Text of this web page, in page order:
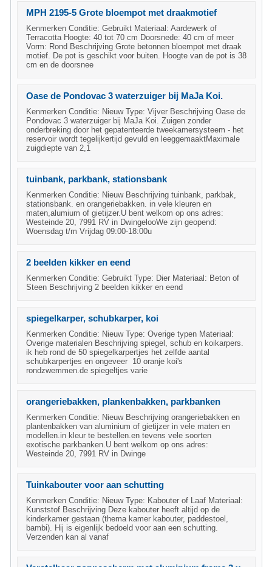
MPH 2195-5 Grote bloempot met draakmotief
Kenmerken Conditie: Gebruikt Materiaal: Aardewerk of
Terracotta Hoogte: 40 tot 70 cm Doorsnede: 40 cm of meer
Vorm: Rond Beschrijving Grote betonnen bloempot met draak
motief. De pot is geschikt voor buiten. Hoogte van de pot is 38
cm en de doorsnee
Oase de Pondovac 3 waterzuiger bij MaJa Koi.
Kenmerken Conditie: Nieuw Type: Vijver Beschrijving Oase de
Pondovac 3 waterzuiger bij MaJa Koi. Zuigen zonder
onderbreking door het gepatenteerde tweekamersysteem - het
reservoir wordt tegelijkertijd gevuld en leeggemaaktMaximale
zuigdiepte van 2,1
tuinbank, parkbank, stationsbank
Kenmerken Conditie: Nieuw Beschrijving tuinbank, parkbak,
stationsbank. en orangeriebakken. in vele kleuren en
maten,alumium of gietijzer.U bent welkom op ons adres:
Westeinde 20, 7991 RV in DwingelooWe zijn geopend:
Woensdag t/m Vrijdag 09:00-18:00u
2 beelden kikker en eend
Kenmerken Conditie: Gebruikt Type: Dier Materiaal: Beton of
Steen Beschrijving 2 beelden kikker en eend
spiegelkarper, schubkarper, koi
Kenmerken Conditie: Nieuw Type: Overige typen Materiaal:
Overige materialen Beschrijving spiegel, schub en koikarpers.
ik heb rond de 50 spiegelkarpertjes het zelfde aantal
schubkarpertjes en ongeveer 10 oranje koi's
rondzwemmen.de spiegeltjes varie
orangeriebakken, plankenbakken, parkbanken
Kenmerken Conditie: Nieuw Beschrijving orangeriebakken en
plantenbakken van aluminium of gietijzer in vele maten en
modellen.in kleur te bestellen.en tevens vele soorten
exotische parkbanken.U bent welkom op ons adres:
Westeinde 20, 7991 RV in Dwinge
Tuinkabouter voor aan schutting
Kenmerken Conditie: Nieuw Type: Kabouter of Laaf Materiaal:
Kunststof Beschrijving Deze kabouter heeft altijd op de
kinderkamer gestaan (thema kamer kabouter, paddestoel,
bambi). Hij is eigenlijk bedoeld voor aan een schutting.
Verzenden kan al vanaf